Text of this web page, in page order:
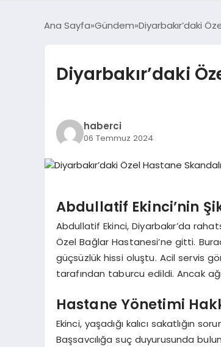
Ana Sayfa Gündem Diyarbakır’daki
Diyarbakır’daki
haberci
06 Temmuz 2024
Abdullatif Ekinci’nin
Abdullatif Ekinci, Diyarbakır’da
Özel Bağlar Hastanesi’ne gitti.
güçsüzlük hissi oluştu. Acil servis
tarafından taburcu edildi. Ancak
Hastane Yönetimi
Ekinci, yaşadığı kalıcı sakatlığın
Başsavcılığa suç duyurusunda